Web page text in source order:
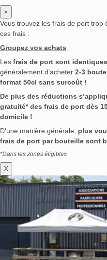
×
Vous trouvez les frais de port trop
ces frais :
Groupez vos achats :
Les frais de port sont
généralement d’acheter 2-3
format 50cl sans surcoût !
De plus des réductions
gratuité* des frais de port dès
domicile !
D’une manière générale, plus
frais de port par bouteille sont
*Dans les zones éligibles
X